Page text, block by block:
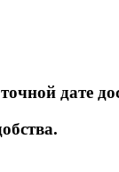
дате